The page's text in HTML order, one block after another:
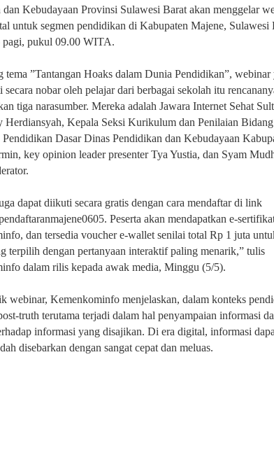
dan Kebudayaan Provinsi Sulawesi Barat akan menggelar
untuk segmen pendidikan di Kabupaten Majene, Sulawesi
pagi, pukul 09.00 WITA.
tema ”Tantangan Hoaks dalam Dunia Pendidikan”, webinar
nobar oleh pelajar dari berbagai sekolah itu
tiga narasumber. Mereka adalah Jawara Internet Sehat
Kepala Seksi Kurikulum dan Penilaian Bidang
Pendidikan Dasar Dinas Pendidikan dan Kebudayaan
key opinion leader presenter Tya Yustia, dan Syam
dapat diikuti secara gratis dengan cara mendaftar di link
Peserta akan mendapatkan e-
dan tersedia voucher e-wallet senilai total Rp 1 juta
terpilih dengan pertanyaan interaktif paling menarik,” tulis
dalam rilis kepada awak media, Minggu (5/5).
webinar, Kemenkominfo menjelaskan, dalam konteks
truth terutama terjadi dalam hal penyampaian informasi
informasi yang disajikan. Di era digital, informasi
disebarkan dengan sangat cepat dan meluas.